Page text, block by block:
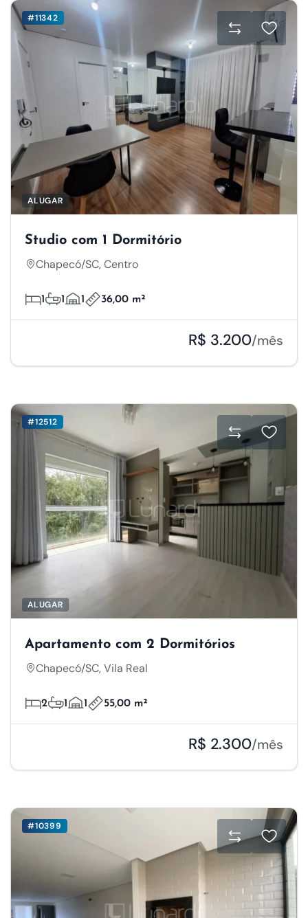
#11342
ALUGAR
Studio com 1 Dormitório
Chapecó/SC, Centro
1 1 1 36,00 m²
R$ 3.200/mês
#12512
ALUGAR
Apartamento com 2 Dormitórios
Chapecó/SC, Vila Real
2 1 1 55,00 m²
R$ 2.300/mês
#10399